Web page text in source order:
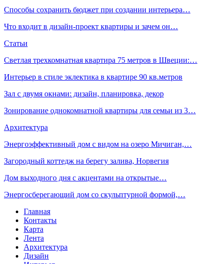
Способы сохранить бюджет при создании интерьера…
Что входит в дизайн-проект квартиры и зачем он…
Статьи
Светлая трехкомнатная квартира 75 метров в Швеции:…
Интерьер в стиле эклектика в квартире 90 кв.метров
Зал с двумя окнами: дизайн, планировка, декор
Зонирование однокомнатной квартиры для семьи из 3…
Архитектура
Энергоэффективный дом с видом на озеро Мичиган,…
Загородный коттедж на берегу залива, Норвегия
Дом выходного дня с акцентами на открытые…
Энергосберегающий дом со скульптурной формой,…
Главная
Контакты
Карта
Лента
Архитектура
Дизайн